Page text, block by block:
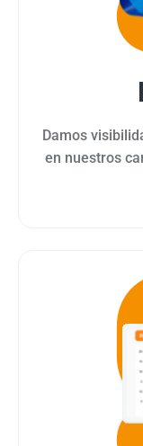
Damos
en nuestros